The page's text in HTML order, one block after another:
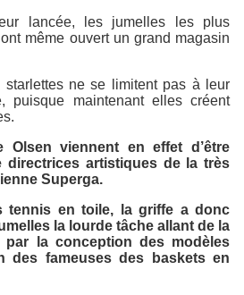
lancée, les jumelles les plus
même ouvert un grand magasin
ne se limitent pas à leur
puisque maintenant elles créent
Olsen viennent en effet d’être
directrices artistiques de la très
Superga.
tennis en toile, la griffe a donc
la lourde tâche allant de la
par la conception des modèles
des fameuses des baskets en